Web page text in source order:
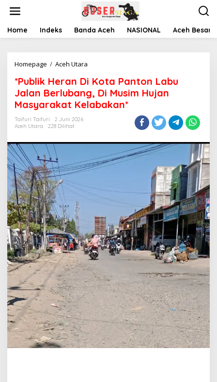
t
Home Indeks Banda Aceh NASIONAL Aceh Besar
Homepage / Aceh Utara
u
b
l
i
r
n
D
K
a
n
t
o
n
L
a
b
J
a
l
a
n
*Publik Heran Di Kota Panton Labu
Jalan Berlubang, Di Musim Hujan
Masyarakat Kelabakan*
Taifuri Taifuri
2 Juni 2026
Aceh Utara
228 Dilihat